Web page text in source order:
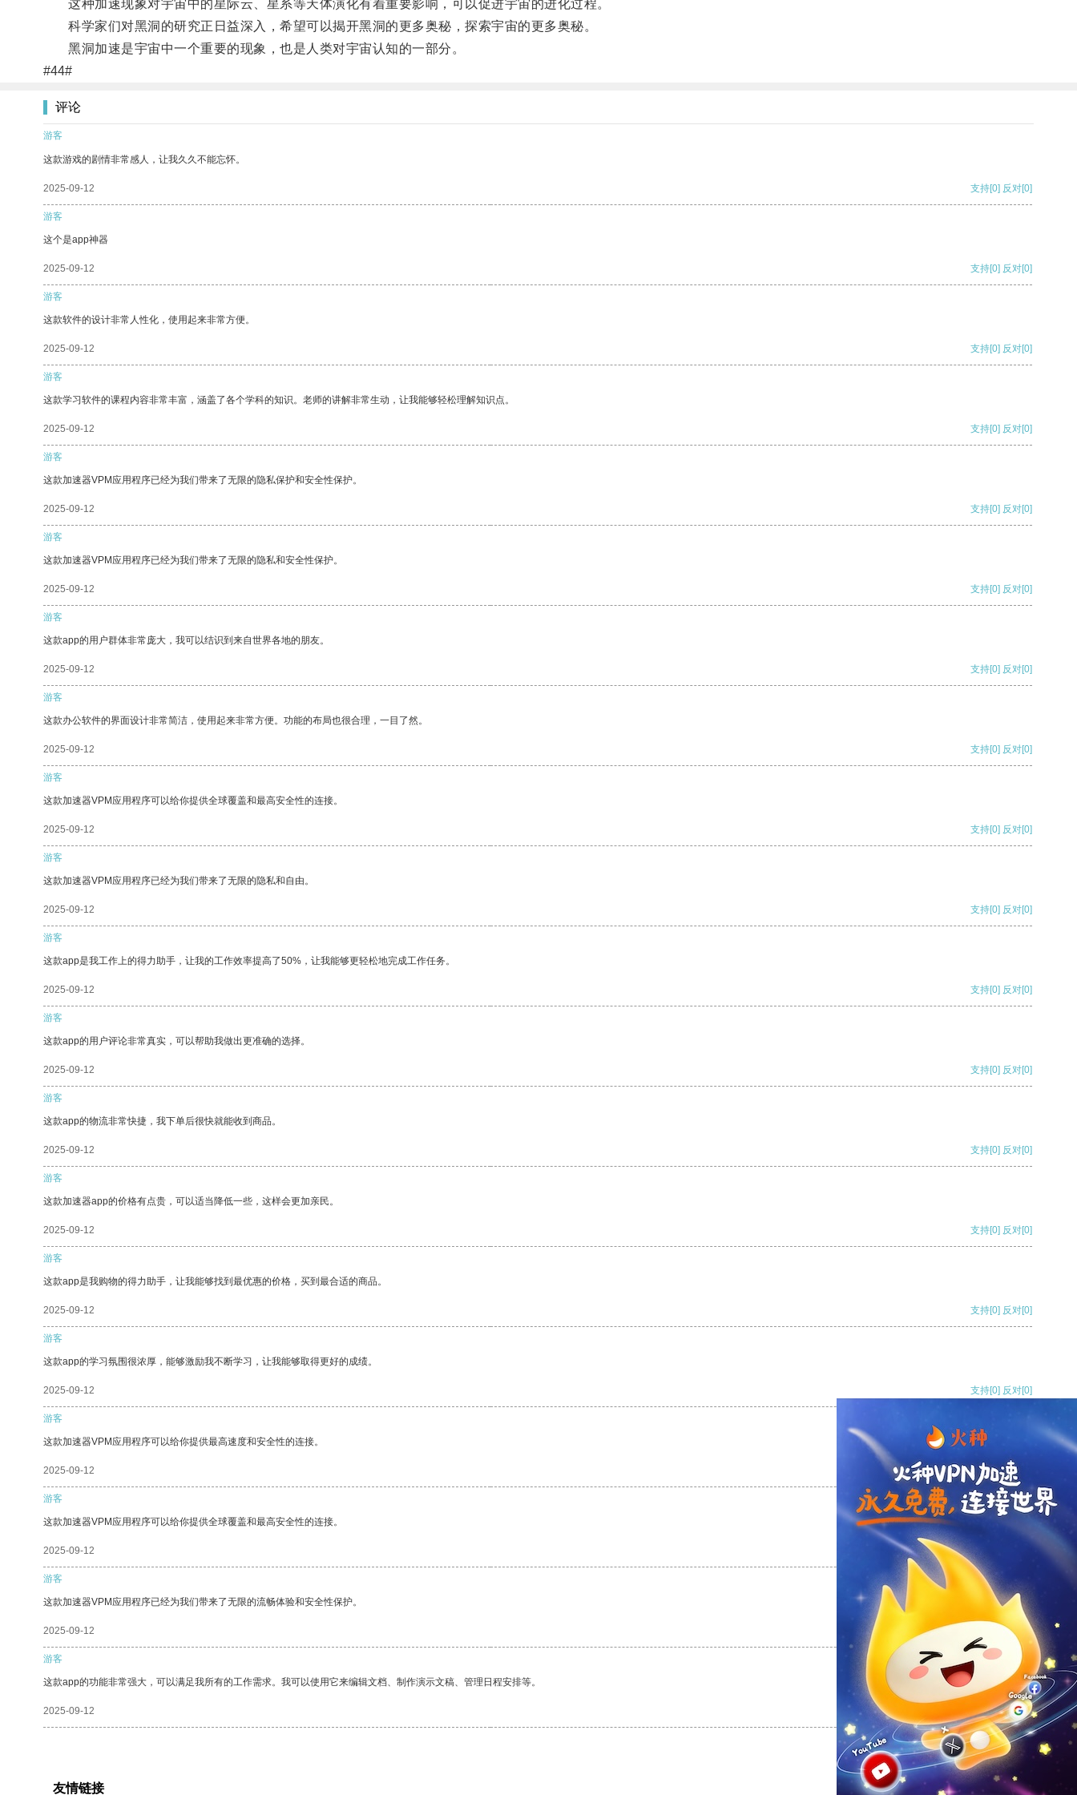
这种加速现象对宇宙中的星际云、星系等天体演化有着重要影响，可以促进宇宙的进化过程。
科学家们对黑洞的研究正日益深入，希望可以揭开黑洞的更多奥秘，探索宇宙的更多奥秘。
黑洞加速是宇宙中一个重要的现象，也是人类对宇宙认知的一部分。
#44#
评论
游客
这款游戏的剧情非常感人，让我久久不能忘怀。
2025-09-12 支持[0] 反对[0]
游客
这个是app神器
2025-09-12 支持[0] 反对[0]
游客
这款软件的设计非常人性化，使用起来非常方便。
2025-09-12 支持[0] 反对[0]
游客
这款学习软件的课程内容非常丰富，涵盖了各个学科的知识。老师的讲解非常生动，让我能够轻松理解知识点。
2025-09-12 支持[0] 反对[0]
游客
这款加速器VPM应用程序已经为我们带来了无限的隐私保护和安全性保护。
2025-09-12 支持[0] 反对[0]
游客
这款加速器VPM应用程序已经为我们带来了无限的隐私和安全性保护。
2025-09-12 支持[0] 反对[0]
游客
这款app的用户群体非常庞大，我可以结识到来自世界各地的朋友。
2025-09-12 支持[0] 反对[0]
游客
这款办公软件的界面设计非常简洁，使用起来非常方便。功能的布局也很合理，一目了然。
2025-09-12 支持[0] 反对[0]
游客
这款加速器VPM应用程序可以给你提供全球覆盖和最高安全性的连接。
2025-09-12 支持[0] 反对[0]
游客
这款加速器VPM应用程序已经为我们带来了无限的隐私和自由。
2025-09-12 支持[0] 反对[0]
游客
这款app是我工作上的得力助手，让我的工作效率提高了50%，让我能够更轻松地完成工作任务。
2025-09-12 支持[0] 反对[0]
游客
这款app的用户评论非常真实，可以帮助我做出更准确的选择。
2025-09-12 支持[0] 反对[0]
游客
这款app的物流非常快捷，我下单后很快就能收到商品。
2025-09-12 支持[0] 反对[0]
游客
这款加速器app的价格有点贵，可以适当降低一些，这样会更加亲民。
2025-09-12 支持[0] 反对[0]
游客
这款app是我购物的得力助手，让我能够找到最优惠的价格，买到最合适的商品。
2025-09-12 支持[0] 反对[0]
游客
这款app的学习氛围很浓厚，能够激励我不断学习，让我能够取得更好的成绩。
2025-09-12 支持[0] 反对[0]
游客
这款加速器VPM应用程序可以给你提供最高速度和安全性的连接。
2025-09-12 支持[0] 反对
游客
这款加速器VPM应用程序可以给你提供全球覆盖和最高安全性的连接。
2025-09-12 支持
游客
这款加速器VPM应用程序已经为我们带来了无限的流畅体验和安全性保护。
2025-09-12 反对 [0]
游客
这款app的功能非常强大，可以满足我所有的工作需求。我可以使用它来编辑文档、制作演示文稿、管理日程安排等。
2025-09-12 支持[0] 反对[0]
友情链接